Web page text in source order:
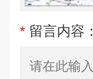
* 留言内容：